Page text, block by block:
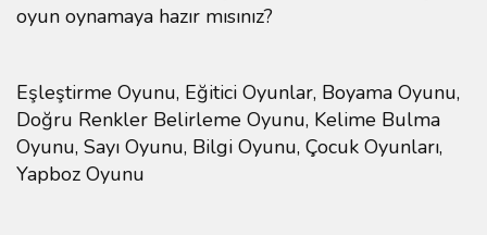
oyun oynamaya hazır mısınız?
Eşleştirme Oyunu, Eğitici Oyunlar, Boyama Oyunu,
Doğru Renkler Belirleme Oyunu, Kelime Bulma
Oyunu, Sayı Oyunu, Bilgi Oyunu, Çocuk Oyunları,
Yapboz Oyunu